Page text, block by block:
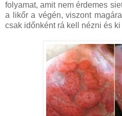
folyamat, amit nem érdemes
a likőr a végén, viszont
csak időnként rá kell nézni és